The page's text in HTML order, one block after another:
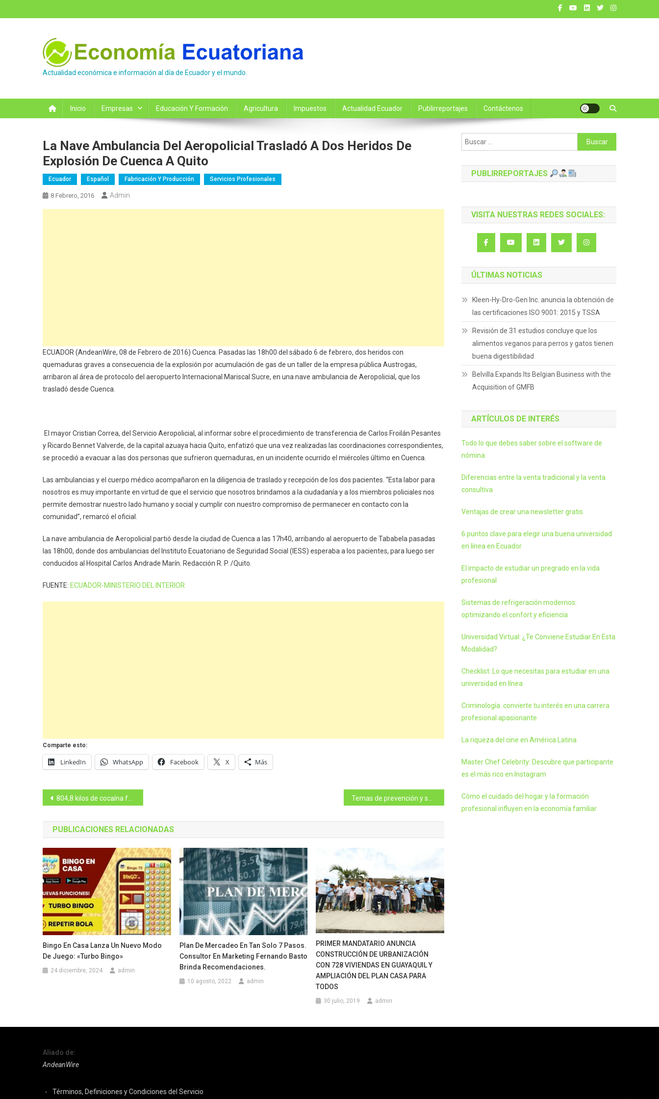
al
Actualidad económica e información al día de Ecuador y el mundo.
Inicio Empresas Educación Y Formación Agricultura Impuestos Actualidad Ecuador Publirreportajes Contáctenos
La Nave Ambulancia Del Aeropolicial Trasladó A Dos Heridos De
Explosión De Cuenca A Quito
Ecuador Español Fabricación Y Producción Servicios Profesionales
8 Febrero, 2016 Admin
ECUADOR (AndeanWire, 08 de Febrero de 2016) Cuenca. Pasadas las 18h00 del sábado 6 de febrero, dos heridos con
quemaduras graves a consecuencia de la explosión por acumulación de gas de un taller de la empresa pública Austrogas,
arribaron al área de protocolo del aeropuerto Internacional Mariscal Sucre, en una nave ambulancia de Aeropolicial, que los
trasladó desde Cuenca.
El mayor Cristian Correa, del Servicio Aeropolicial, al informar sobre el procedimiento de transferencia de Carlos Froilán Pesantes
y Ricardo Bennet Valverde, de la capital azuaya hacia Quito, enfatizó que una vez realizadas las coordinaciones correspondientes,
se procedió a evacuar a las dos personas que sufrieron quemaduras, en un incidente ocurrido el miércoles último en Cuenca.
Las ambulancias y el cuerpo médico acompañaron en la diligencia de traslado y recepción de los dos pacientes. “Esta labor para
nosotros es muy importante en virtud de que el servicio que nosotros brindamos a la ciudadanía y a los miembros policiales nos
permite demostrar nuestro lado humano y social y cumplir con nuestro compromiso de permanecer en contacto con la
comunidad”, remarcó el oficial.
La nave ambulancia de Aeropolicial partió desde la ciudad de Cuenca a las 17h40, arribando al aeropuerto de Tababela pasadas
las 18h00, donde dos ambulancias del Instituto Ecuatoriano de Seguridad Social (IESS) esperaba a los pacientes, para luego ser
conducidos al Hospital Carlos Andrade Marín. Redacción R. P. /Quito.
FUENTE: ECUADOR-MINISTERIO DEL INTERIOR
Comparte esto:
LinkedIn WhatsApp Facebook X Más
Navegación
de
entradas
804,8 kilos de cocaína fueron aprehendidos en aguas internacionales
PUBLICACIONES RELACIONADAS
Bingo En Casa Lanza Un Nuevo Modo
De Juego: «Turbo Bingo»
24 diciembre, 2024 admin
Plan De Mercadeo En Tan Solo 7 Pasos.
Consultor En Marketing Fernando Basto
Brinda Recomendaciones.
10 agosto, 2022 admin
PRIMER MANDATARIO ANUNCIA
CONSTRUCCIÓN DE URBANIZACIÓN
CON 728 VIVIENDAS EN GUAYAQUIL Y
AMPLIACIÓN DEL PLAN CASA PARA
TODOS
30 julio, 2019 admin
Buscar:
PUBLIRREPORTAJES
VISITA NUESTRAS REDES SOCIALES:
ÚLTIMAS NOTICIAS
Kleen-Hy-Dro-Gen Inc. anuncia la obtención de
las certificaciones ISO 9001: 2015 y TSSA
Revisión de 31 estudios concluye que los
alimentos veganos para perros y gatos tienen
buena digestibilidad
Belvilla Expands Its Belgian Business with the
Acquisition of GMFB
ARTÍCULOS DE INTERÉS
Todo lo que debes saber sobre el software de
nómina
Diferencias entre la venta tradicional y la venta
consultiva
Ventajas de crear una newsletter gratis
6 puntos clave para elegir una buena universidad
en línea en Ecuador
El impacto de estudiar un pregrado en la vida
profesional
Sistemas de refrigeración modernos:
optimizando el confort y eficiencia
Universidad Virtual: ¿Te Conviene Estudiar En Esta
Modalidad?
Checklist: Lo que necesitas para estudiar en una
universidad en línea
Criminología: convierte tu interés en una carrera
profesional apasionante
La riqueza del cine en América Latina
Master Chef Celebrity: Descubre que participante
es el más rico en Instagram
Cómo el cuidado del hogar y la formación
profesional influyen en la economía familiar
Aliado de:
AndeanWire
Términos, Definiciones y Condiciones del Servicio